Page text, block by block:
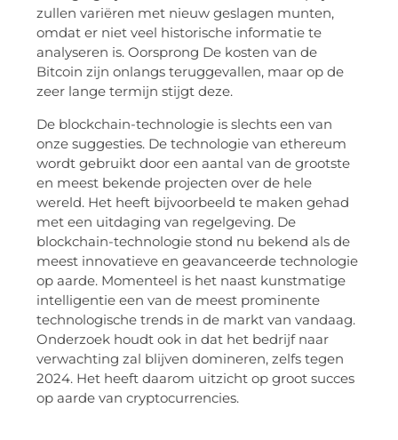
zullen variëren met nieuw geslagen munten,
omdat er niet veel historische informatie te
analyseren is. Oorsprong De kosten van de
Bitcoin zijn onlangs teruggevallen, maar op de
zeer lange termijn stijgt deze.
De blockchain-technologie is slechts een van
onze suggesties. De technologie van ethereum
wordt gebruikt door een aantal van de grootste
en meest bekende projecten over de hele
wereld. Het heeft bijvoorbeeld te maken gehad
met een uitdaging van regelgeving. De
blockchain-technologie stond nu bekend als de
meest innovatieve en geavanceerde technologie
op aarde. Momenteel is het naast kunstmatige
intelligentie een van de meest prominente
technologische trends in de markt van vandaag.
Onderzoek houdt ook in dat het bedrijf naar
verwachting zal blijven domineren, zelfs tegen
2024. Het heeft daarom uitzicht op groot succes
op aarde van cryptocurrencies.